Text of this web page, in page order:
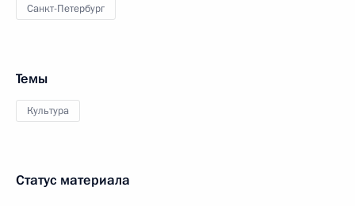
Санкт-Петербург
Темы
Культура
Статус материала